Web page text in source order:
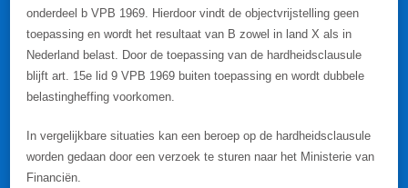
onderdeel b VPB 1969. Hierdoor vindt de objectvrijstelling geen
toepassing en wordt het resultaat van B zowel in land X als in
Nederland belast. Door de toepassing van de hardheidsclausule
blijft art. 15e lid 9 VPB 1969 buiten toepassing en wordt dubbele
belastingheffing voorkomen.
In vergelijkbare situaties kan een beroep op de hardheidsclausule
worden gedaan door een verzoek te sturen naar het Ministerie van
Financiën.